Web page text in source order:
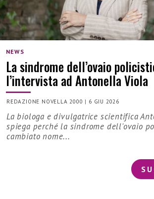
NEWS
La sindrome dell’ovaio
l’intervista ad Antonella Viola
REDAZIONE NOVELLA 2000 | 6 GIU 2026
La biologa e divulgatrice scientifica
spiega perché la sindrome dell'ovaio
cambiato nome...